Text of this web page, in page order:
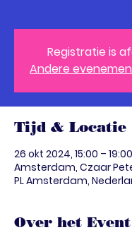
Registratie is
Andere
Tijd & Locatie
26 okt 2024, 15:00 – 19:00
Amsterdam, Czaar
PL Amsterdam,
Over het Event